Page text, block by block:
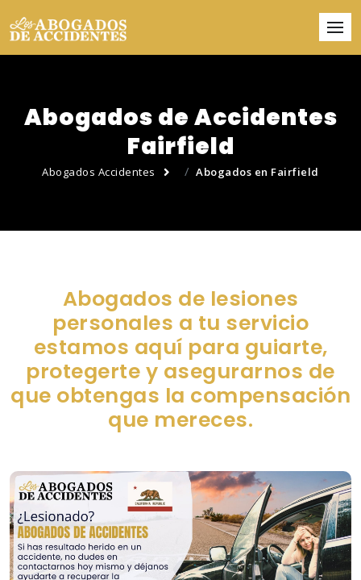
Abogados de Accidentes
Fairfield
Abogados Accidentes Abogados en Fairfield
Abogados de lesiones
personales a tu servicio
estamos aquí para guiarte,
protegerte y asegurarnos de
que obtengas la compensación
que mereces.